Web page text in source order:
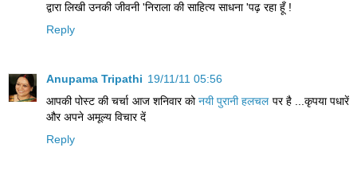
द्वारा लिखी उनकी जीवनी 'निराला की साहित्य साधना 'पढ़ रहा हूँ !
Reply
Anupama Tripathi 19/11/11 05:56
आपकी पोस्ट की चर्चा आज शनिवार कोनयी पुरानी हलचल पर है ...कृपया पधारें
और अपने अमूल्य विचार दें
Reply